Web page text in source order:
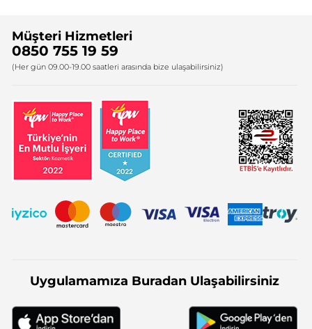
Bize Ulaşın
Firma Bilgileri
Müşteri Hizmetleri
0850 755 19 59
(Her gün 09.00-19.00 saatleri arasında bize ulaşabilirsiniz)
Uygulamamıza Buradan Ulaşabilirsiniz